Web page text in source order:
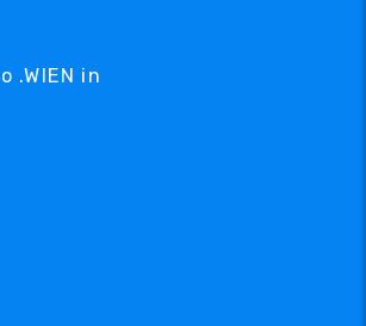
.WIEN in